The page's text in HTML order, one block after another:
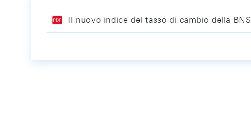
Il nuovo indice del tasso di cambio della BNS